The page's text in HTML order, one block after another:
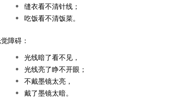
缝衣看不清针线；
吃饭看不清饭菜。
障碍：
光线暗了看不见，
光线亮了睁不开眼；
不戴墨镜太亮，
戴了墨镜太暗。